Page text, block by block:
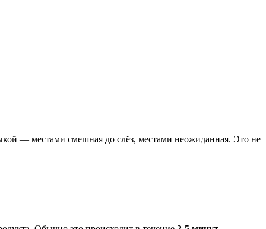
— местами смешная до слёз, местами неожиданная. Это не